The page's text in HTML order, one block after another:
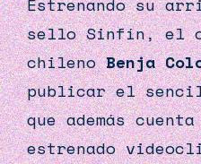
selloSinfín, el
chilenoBenja
publicar el
que además
estrenado